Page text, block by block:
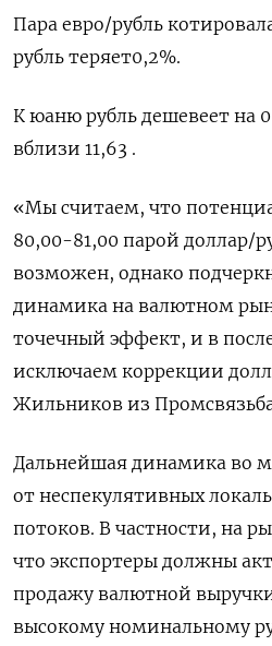
Пара евро/рубль
рубль теряет0,2%.
К юаню рубль дешевеет на
вблизи 11,63 .
«Мы считаем, что
80,00-81,00 парой доллар/
возможен, однако
динамика на валютном
точечный эффект, и в
исключаем коррекции
Жильников из
Дальнейшая динамика во
от неспекулятивных
потоков. В частности, на
что экспортеры должны
продажу валютной
высокому номинальному